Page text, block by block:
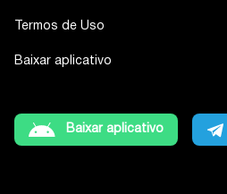
Termos de Uso
Baixar aplicativo
Baixar aplicativo